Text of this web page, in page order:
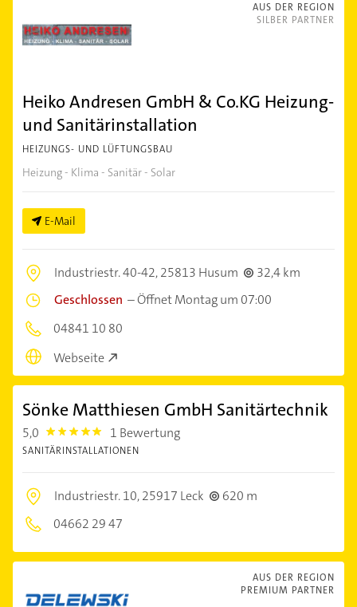
AUS DER REGION
SILBER PARTNER
Heiko Andresen GmbH & Co.KG Heizung-
und Sanitärinstallation
HEIZUNGS- UND LÜFTUNGSBAU
Heizung - Klima - Sanitär - Solar
E-Mail
Industriestr. 40-42,25813 Husum
32,4 km
Geschlossen –Öffnet Montag um 07:00
04841 10 80
Webseite
Sönke Matthiesen GmbH Sanitärtechnik
5,0 5.0 1 Bewertung
SANITÄRINSTALLATIONEN
Industriestr. 10,25917 Leck
620 m
04662 29 47
AUS DER REGION
PREMIUM PARTNER